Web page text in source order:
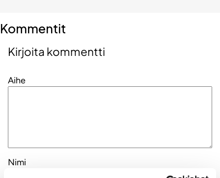
Kommentit
Kirjoita kommentti
Aihe
Nimi